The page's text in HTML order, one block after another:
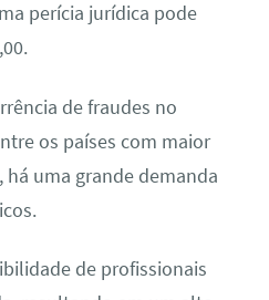
perícia jurídica pode
de fraudes no
os países com maior
uma grande demanda
de profissionais